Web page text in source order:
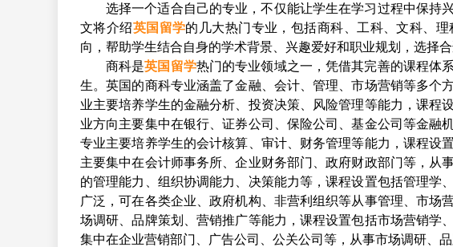
选择一个适合自己的专业，不仅能让学生在学习过程中保持
文将介绍英国留学的几大热门专业，包括商科、工科、文科、
向，帮助学生结合自身的学术背景、兴趣爱好和职业规划，选择合
商科是英国留学热门的专业领域之一，凭借其完善的课程体
生。英国的商科专业涵盖了金融、会计、管理、市场营销等多个
业主要培养学生的金融分析、投资决策、风险管理等能力，课程
业方向主要集中在银行、证券公司、保险公司、基金公司等金融
专业主要培养学生的会计核算、审计、财务管理等能力，课程设
主要集中在会计师事务所、企业财务部门、政府财政部门等，从
的管理能力、组织协调能力、决策能力等，课程设置包括管理学
广泛，可在各类企业、政府机构、非营利组织等从事管理、市场
场调研、品牌策划、营销推广等能力，课程设置包括市场营销学
集中在企业营销部门、广告公司、公关公司等，从事市场调研、